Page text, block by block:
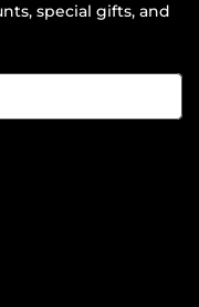
special gifts, and